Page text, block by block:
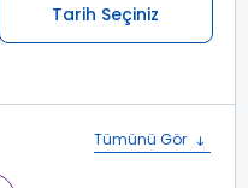
Tarih Seçiniz
Tümünü Gör